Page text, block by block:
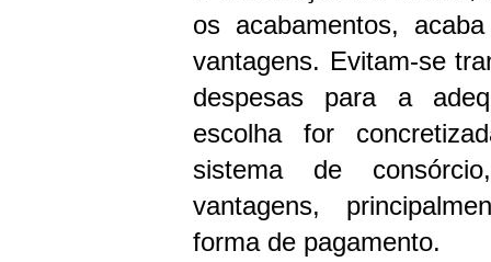
os acabamentos,
vantagens. Evitam-se
despesas para a
escolha for
sistema de
vantagens,
forma de pagamento.